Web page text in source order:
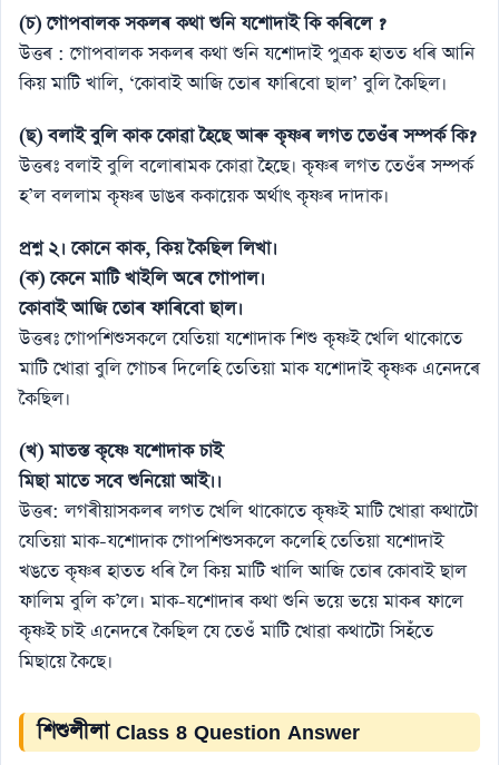
(চ) গোপবালক সকলৰ কথা শুনি যশােদাই কি কৰিলে ?
উত্তৰ : গােপবালক সকলৰ কথা শুনি যশােদাই পুত্ৰক হাতত ধৰি আনি
কিয় মাটি খালি, ‘কোবাই আজি তােৰ ফাৰিবাে ছাল’ বুলি কৈছিল।
(ছ) বলাই বুলি কাক কোৱা হৈছে আৰু কৃষ্ণৰ লগত তেওঁৰ সম্পৰ্ক কি?
উত্তৰঃ বলাই বুলি বলােৰামক কোৱা হৈছে। কৃষ্ণৰ লগত তেওঁৰ সম্পর্ক
হ’ল বললাম কৃষ্ণৰ ডাঙৰ ককায়েক অর্থাৎ কৃষ্ণৰ দাদাক।
প্রশ্ন ২। কোনে কাক, কিয় কৈছিল লিখা।
(ক) কেনে মাটি খাইলি অৰে গােপাল।
কোবাই আজি তােৰ ফাৰিবাে ছাল।
উত্তৰঃ গােপশিশুসকলে যেতিয়া যশােদাক শিশু কৃষ্ণই খেলি থাকোতে
মাটি খােৱা বুলি গােচৰ দিলেহি তেতিয়া মাক যশােদাই কৃষ্ণক এনেদৰে
কৈছিল।
(খ) মাতস্ত কৃষ্ণে যশােদাক চাই
মিছা মাতে সবে শুনিয়াে আই।।
উত্তৰ: লগৰীয়াসকলৰ লগত খেলি থাকোতে কৃষ্ণই মাটি খােৱা কথাটো
যেতিয়া মাক-যশােদাক গােপশিশুসকলে কলেহি তেতিয়া যশােদাই
খঙতে কৃষ্ণৰ হাতত ধৰি লৈ কিয় মাটি খালি আজি তােৰ কোবাই ছাল
ফালিম বুলি ক’লে। মাক-যশােদাৰ কথা শুনি ভয়ে ভয়ে মাকৰ ফালে
কৃষ্ণই চাই এনেদৰে কৈছিল যে তেওঁ মাটি খােৱা কথাটো সিহঁতে
মিছায়ে কৈছে।
শিশুলীলা Class 8 Question Answer